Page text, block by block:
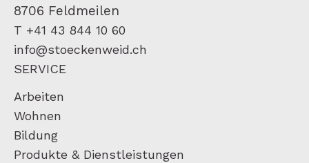
8706 Feldmeilen
T +41 43 844 10 60
info@stoeckenweid.ch
SERVICE
Arbeiten
Wohnen
Bildung
Produkte & Dienstleistungen